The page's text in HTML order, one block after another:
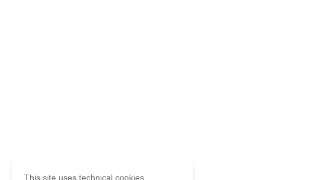
This site uses technical cookies